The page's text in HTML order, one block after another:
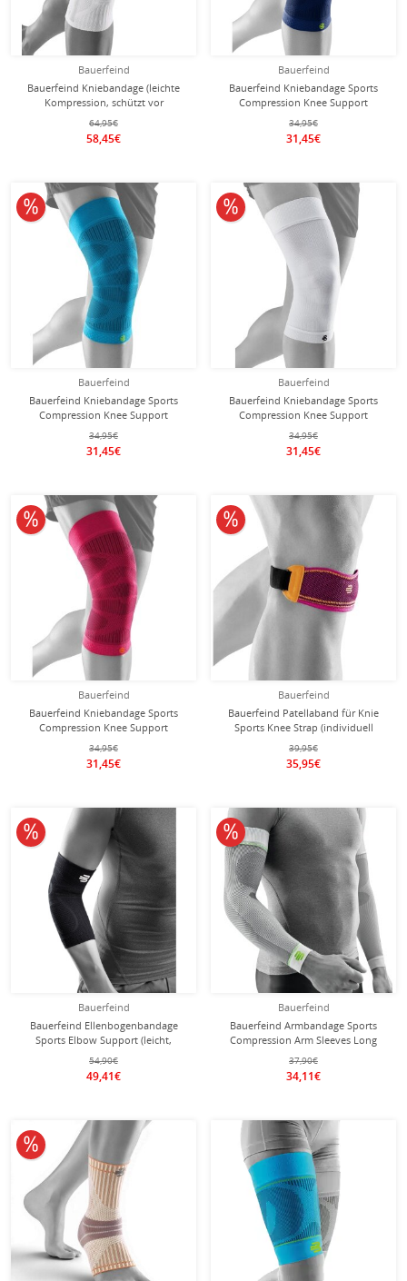
Bauerfeind
Bauerfeind Kniebandage (leichte
Kompression, schützt vor
Überlastung) weiss - 1 Stück
64,95€
58,45€
Bauerfeind
Bauerfeind Kniebandage Sports
Compression Knee Support
(Moderate Kompression) navyblau -
1 Stück
34,95€
31,45€
Bauerfeind
Bauerfeind Kniebandage Sports
Compression Knee Support
(Moderate Kompression) riverablau
- 1 Stück
34,95€
31,45€
10% reduziert
Bauerfeind
Bauerfeind Kniebandage Sports
Compression Knee Support
(Moderate Kompression) weiss - 1
Stück
34,95€
31,45€
10% reduziert
Bauerfeind
Bauerfeind Kniebandage Sports
Compression Knee Support
(Moderate Kompression) pink - 1
Stück
34,95€
31,45€
10% reduziert
Bauerfeind
Bauerfeind Patellaband für Knie
Sports Knee Strap (individuell
einstellbar, leicht, komfortabel und
langlebig) pink - 1 Stück
39,95€
35,95€
10% reduziert
Bauerfeind
Bauerfeind Ellenbogenbandage
Sports Elbow Support (leicht,
komfortabel) schwarz - 1 Stück
54,90€
49,41€
10% reduziert
Bauerfeind
Bauerfeind Armbandage Sports
Compression Arm Sleeves Long
(leicht, komfortabel) weiss - 2 Stück
37,90€
34,11€
10% reduziert
10% reduziert